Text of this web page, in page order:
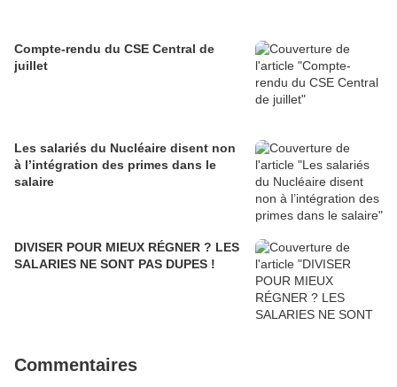
Compte-rendu du CSE Central de
juillet
Les salariés du Nucléaire disent non
à l’intégration des primes dans le
salaire
DIVISER POUR MIEUX RÉGNER ? LES
SALARIES NE SONT PAS DUPES !
Commentaires